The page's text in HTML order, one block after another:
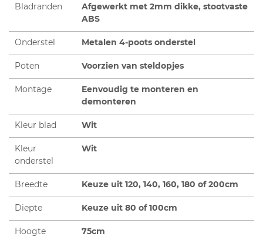
Bladranden
Afgewerkt met 2mm dikke, stootvaste
ABS
Onderstel Metalen 4-poots onderstel
Poten Voorzien van steldopjes
Montage
Eenvoudig te monteren en
demonteren
Kleur blad Wit
Kleur
onderstel
Wit
Breedte Keuze uit 120, 140, 160, 180 of 200cm
Diepte Keuze uit 80 of 100cm
Hoogte 75cm